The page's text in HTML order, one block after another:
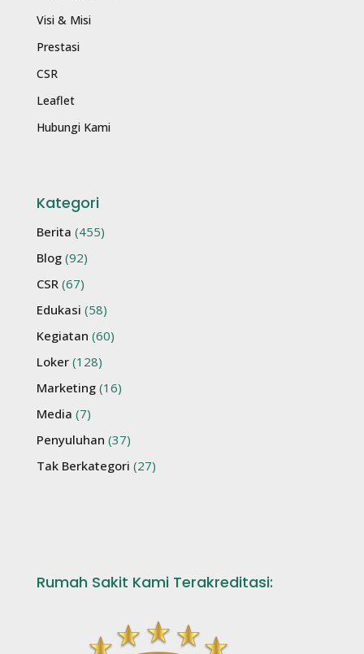
Visi & Misi
Prestasi
CSR
Leaflet
Hubungi Kami
Kategori
Berita (455)
Blog (92)
CSR (67)
Edukasi (58)
Kegiatan (60)
Loker (128)
Marketing (16)
Media (7)
Penyuluhan (37)
Tak Berkategori (27)
Rumah Sakit Kami Terakreditasi: